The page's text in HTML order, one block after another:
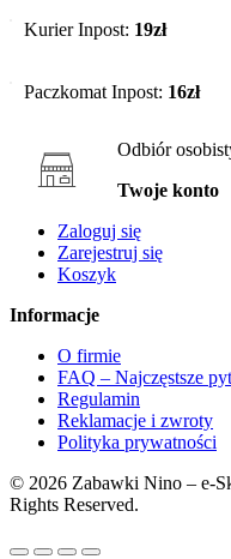
Kurier Inpost: 19zł
Paczkomat Inpost: 16zł
Odbiór
Twoje konto
Zaloguj się
Zarejestruj się
Koszyk
Informacje
O firmie
FAQ – Najczęstsze
Regulamin
Reklamacje i zwroty
Polityka prywatności
© 2026 Zabawki Nino – e-
Rights Reserved.